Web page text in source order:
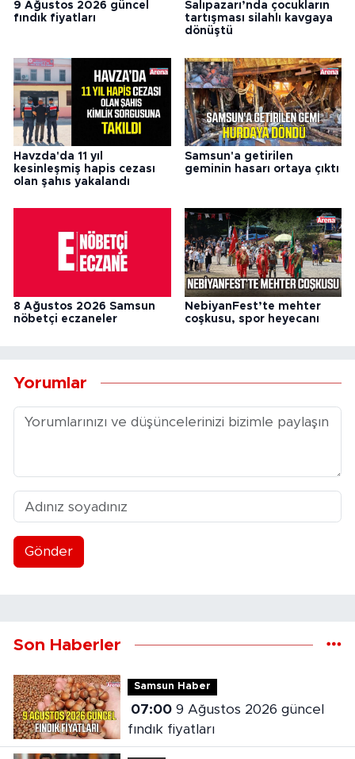
9 Ağustos 2026 güncel
fındık fiyatları
Salıpazarı’nda çocukların
tartışması silahlı kavgaya
dönüştü
Havzda'da 11 yıl
kesinleşmiş hapis cezası
olan şahıs yakalandı
Samsun'a getirilen
geminin hasarı ortaya çıktı
8 Ağustos 2026 Samsun
nöbetçi eczaneler
NebiyanFest’te mehter
coşkusu, spor heyecanı
Yorumlar
Gönder
Son Haberler
Samsun Haber
07:009 Ağustos 2026 güncel
fındık fiyatları